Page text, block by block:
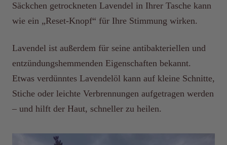
Säckchen getrockneten Lavendel in Ihrer Tasche kann
wie ein „Reset-Knopf“ für Ihre Stimmung wirken.
Lavendel ist außerdem für seine antibakteriellen und
entzündungshemmenden Eigenschaften bekannt.
Etwas verdünntes Lavendelöl kann auf kleine Schnitte,
Stiche oder leichte Verbrennungen aufgetragen werden
– und hilft der Haut, schneller zu heilen.